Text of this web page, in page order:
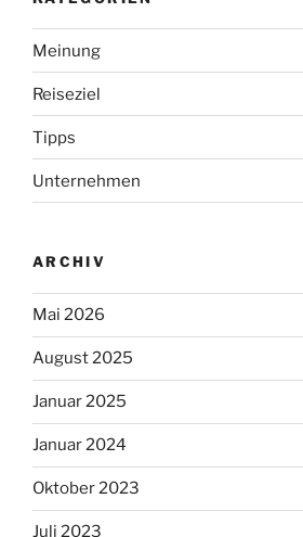
Meinung
Reiseziel
Tipps
Unternehmen
ARCHIV
Mai 2026
August 2025
Januar 2025
Januar 2024
Oktober 2023
Juli 2023